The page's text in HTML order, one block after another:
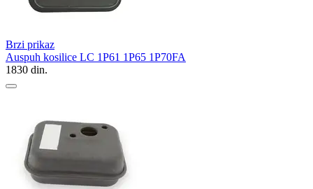
Brzi prikaz
Auspuh kosilice LC 1P61 1P65 1P70FA
1830 din.